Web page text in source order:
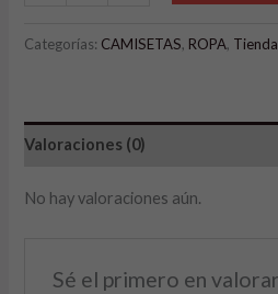
Categorías: CAMISETAS, ROPA,
Valoraciones (0)
No hay valoraciones aún.
Sé el primero en